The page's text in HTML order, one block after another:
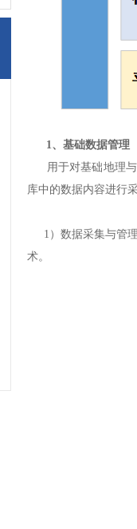
1、基础数据管理
用于对基础地理与
库中的数据内容进行
1）数据采集与管理
术。